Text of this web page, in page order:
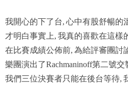
我開心的下了台, 心中有股舒暢的
才明白事實上, 我真的喜歡在這樣
在比賽成績公佈前, 為給評審團討
樂團演出了Rachmaninoff第二號交
我們三位決賽者只能在後台等待,